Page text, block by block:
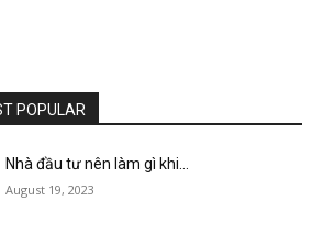
POPULAR
Nhà đầu tư nên làm gì khi...
August 19, 2023